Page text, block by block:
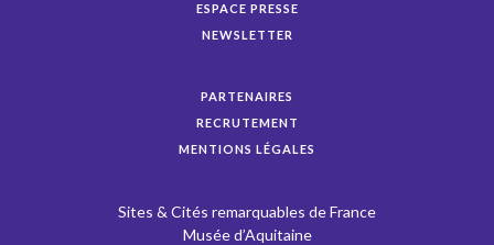
ESPACE PRESSE
NEWSLETTER
PARTENAIRES
RECRUTEMENT
MENTIONS LÉGALES
Sites & Cités remarquables de France
Musée d’Aquitaine